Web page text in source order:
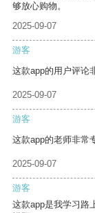
够放心购物。
2025-09-07
游客
这款app的用户评论
2025-09-07
游客
这款app的老师非常
2025-09-07
游客
这款app是我学习路